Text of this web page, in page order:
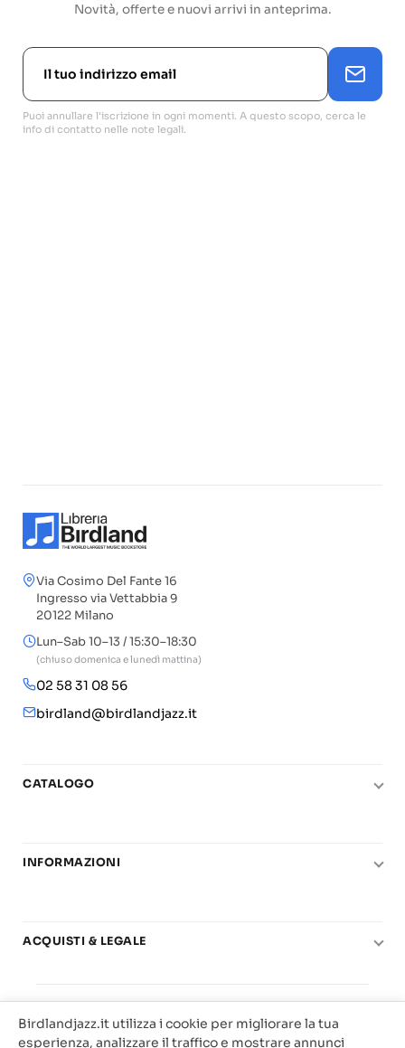
Novità, offerte e nuovi arrivi in anteprima.
Puoi annullare l'iscrizione in ogni momenti. A questo scopo, cerca le
info di contatto nelle note legali.
Via Cosimo Del Fante 16
Ingresso via Vettabbia 9
20122 Milano
Lun–Sab 10–13 / 15:30–18:30
(chiuso domenica e lunedì mattina)
02 58 31 08 56
birdland@birdlandjazz.it
CATALOGO
Chitarra
Basi play-along
Offerte
INFORMAZIONI
Carta del Docente
ACQUISTI & LEGALE
Privacy & Cookie
Birdland Milano. P.Iva 12093700156
Birdlandjazz.it utilizza i cookie per migliorare la tua
esperienza, analizzare il traffico e mostrare annunci